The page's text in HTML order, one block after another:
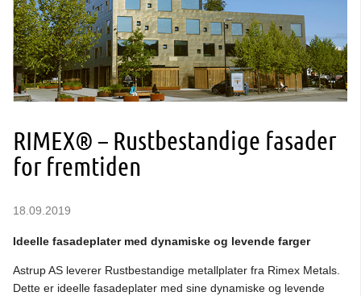
RIMEX® – Rustbestandige fasader
for fremtiden
18.09.2019
Ideelle fasadeplater med dynamiske og levende farger
Astrup AS leverer Rustbestandige metallplater fra Rimex Metals.
Dette er ideelle fasadeplater med sine dynamiske og levende